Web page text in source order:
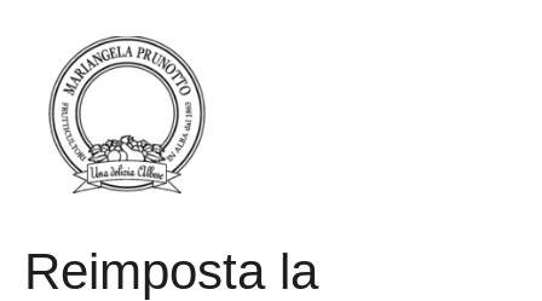
Reimposta la